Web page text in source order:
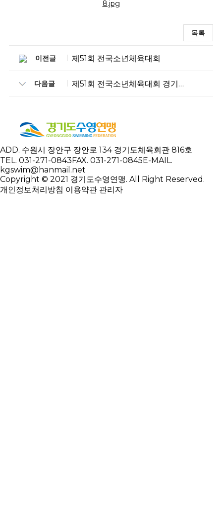
목록
이전글 제51회 전국소년체육대회
제51회 전국소년체육대회 경기도대표 최종선발전
다음글
ADD. 수원시 장안구 장안로 134 경기도체육회관 816호
TEL. 031-271-0843 FAX. 031-271-0845 E-MAIL.
kgswim@hanmail.net
Copyright © 2021 경기도수영연맹. All Right Reserved.
개인정보처리방침 이용약관 관리자